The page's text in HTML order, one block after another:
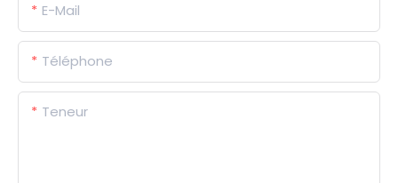
E-Mail
Téléphone
Teneur